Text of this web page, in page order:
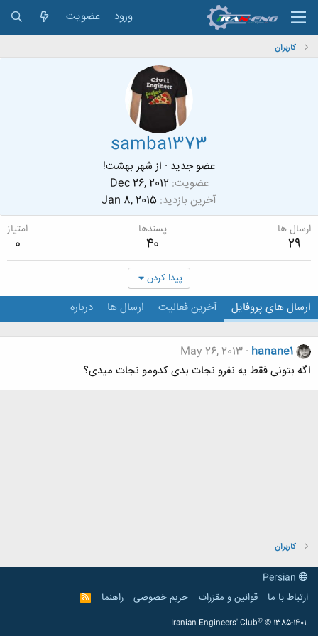
ورود عضویت
کاربران
samba1373
عضو جدید · از شهر بهشت!
عضویت Dec 26, 2012
آخرین بازدید Jan 8, 2015
ارسال ها
29
پسندها
40
امتیاز
0
پیدا کردن
ارسال های پروفایل آخرین فعالیت ارسال ها درباره
hanane1
May 26, 2013
اگه بتونی فقط یه نفرو نجات بدی کدومو نجات میدی؟
کاربران
ارتباط با ما
قوانین و مقرّرات حریم خصوصی راهنما
R
S
Iranian Engineers' Club® © 1385-1401.